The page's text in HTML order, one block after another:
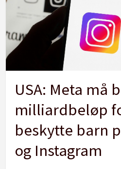
USA: Meta må
milliardbeløp
beskytte barn
og Instagram